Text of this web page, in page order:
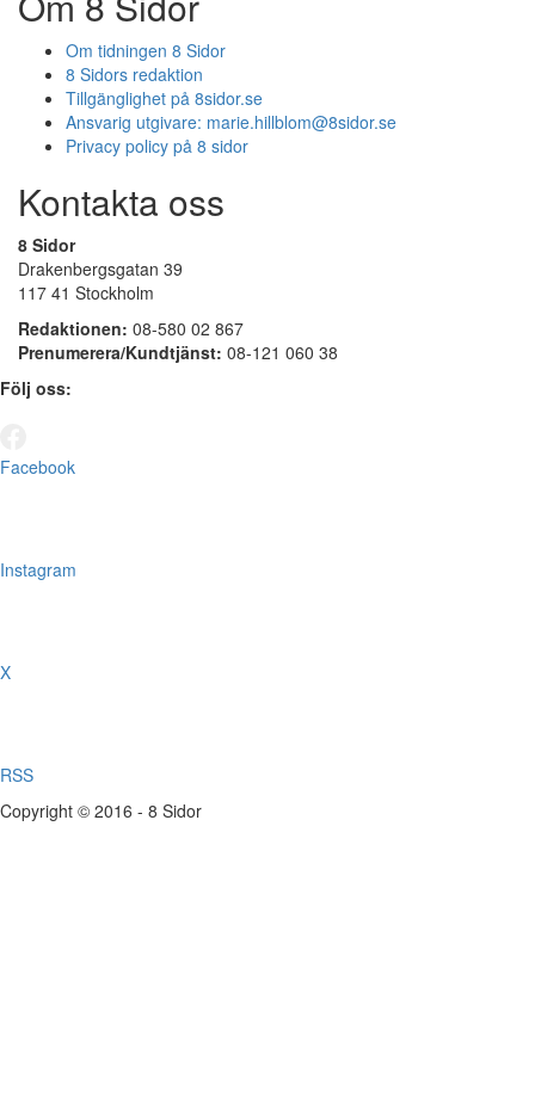
Om tidningen 8 Sidor
8 Sidors redaktion
Tillgänglighet på 8sidor.se
Ansvarig utgivare: marie.hillblom@8sidor.se
Privacy policy på 8 sidor
Kontakta oss
8 Sidor
Drakenbergsgatan 39
117 41 Stockholm
Redaktionen: 08-580 02 867
Prenumerera/Kundtjänst: 08-121 060 38
Följ oss:
Facebook
Instagram
X
RSS
Copyright © 2016 - 8 Sidor